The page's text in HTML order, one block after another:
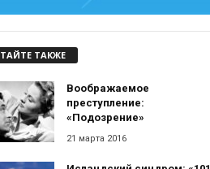
ТАКЖЕ
Воображаемое
преступление:
«Подозрение»
21 марта 2016